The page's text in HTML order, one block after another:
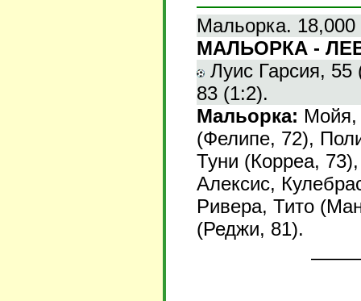
Мальорка. 18,000
МАЛЬОРКА -
Луис Гарсия, 55
83 (1:2).
Мальорка: Мойя,
(Фелипе, 72),
Туни (Корреа,
Алексис,
Ривера, Тито
(Реджи, 81).